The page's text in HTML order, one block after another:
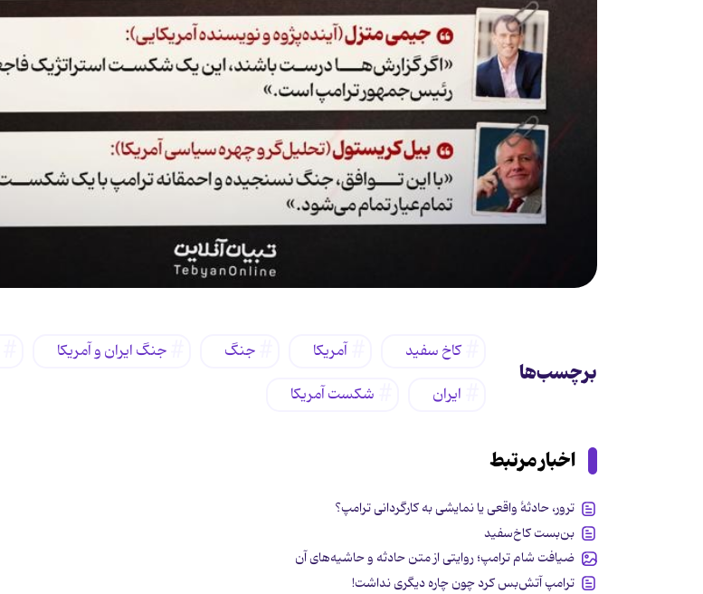
برچسب‌ها
کاخ سفید آمریکا جنگ جنگ ایران و آمریکا
ایران
شکست آمریکا
اخبار مرتبط
ترور، حادثۀ واقعی یا نمایشی به کارگردانی ترامپ؟
بن‌بست کاخ‌سفید
ضیافت شام ترامپ؛ روایتی از متن حادثه و حاشیه‌های آن
ترامپ آتش‌بس کرد چون چاره دیگری نداشت!